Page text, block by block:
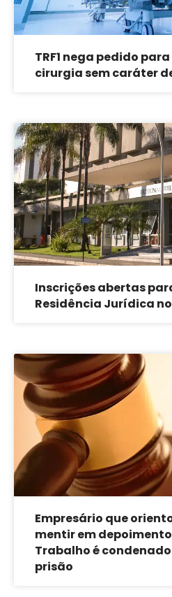
TRF1 nega pedido
cirurgia sem caráter
Inscrições abertas
Residência Jurídica no
Empresário que
mentir em
Trabalho é
prisão